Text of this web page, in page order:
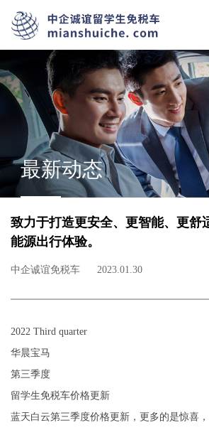
最新动态
致力于打造更安全、更智能、更舒
能源出行体验。
中企诚谊免税车 2023.01.30
2022 Third quarter
华晨宝马
第三季度
留学生免税车价格更新
蓝天白云第三季度价格更新，更多的是惊喜